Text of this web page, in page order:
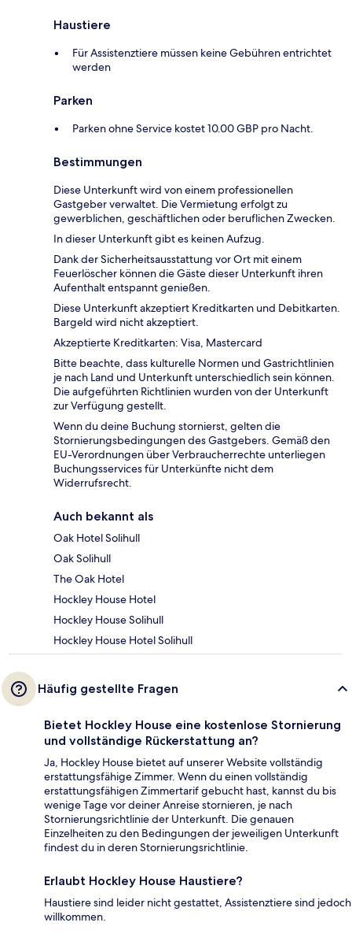
Haustiere
Für Assistenztiere müssen keine Gebühren entrichtet
werden
Parken
Parken ohne Service kostet 10.00 GBP pro Nacht.
Bestimmungen
Diese Unterkunft wird von einem professionellen
Gastgeber verwaltet. Die Vermietung erfolgt zu
gewerblichen, geschäftlichen oder beruflichen Zwecken.
In dieser Unterkunft gibt es keinen Aufzug.
Dank der Sicherheitsausstattung vor Ort mit einem
Feuerlöscher können die Gäste dieser Unterkunft ihren
Aufenthalt entspannt genießen.
Diese Unterkunft akzeptiert Kreditkarten und Debitkarten.
Bargeld wird nicht akzeptiert.
Akzeptierte Kreditkarten: Visa, Mastercard
Bitte beachte, dass kulturelle Normen und Gastrichtlinien
je nach Land und Unterkunft unterschiedlich sein können.
Die aufgeführten Richtlinien wurden von der Unterkunft
zur Verfügung gestellt.
Wenn du deine Buchung stornierst, gelten die
Stornierungsbedingungen des Gastgebers. Gemäß den
EU-Verordnungen über Verbraucherrechte unterliegen
Buchungsservices für Unterkünfte nicht dem
Widerrufsrecht.
Auch bekannt als
Oak Hotel Solihull
Oak Solihull
The Oak Hotel
Hockley House Hotel
Hockley House Solihull
Hockley House Hotel Solihull
Häufig gestellte Fragen
Bietet Hockley House eine kostenlose Stornierung
und vollständige Rückerstattung an?
Ja, Hockley House bietet auf unserer Website vollständig
erstattungsfähige Zimmer. Wenn du einen vollständig
erstattungsfähigen Zimmertarif gebucht hast, kannst du bis
wenige Tage vor deiner Anreise stornieren, je nach
Stornierungsrichtlinie der Unterkunft. Die genauen
Einzelheiten zu den Bedingungen der jeweiligen Unterkunft
findest du in deren Stornierungsrichtlinie.
Erlaubt Hockley House Haustiere?
Haustiere sind leider nicht gestattet, Assistenztiere sind jedoch
willkommen.